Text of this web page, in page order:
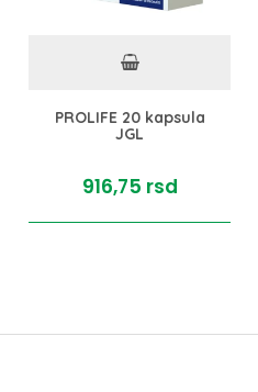
PROLIFE 20 kapsula
JGL
916,75 rsd